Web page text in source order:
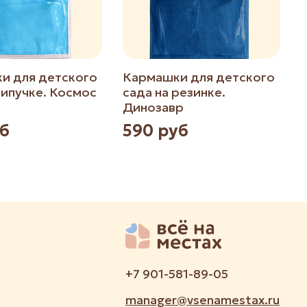
для детского
Космос
Кармашки для детского
сада на резинке.
Динозавр
590 руб
+7 901-581-89-05
manager@vsenamestax.ru